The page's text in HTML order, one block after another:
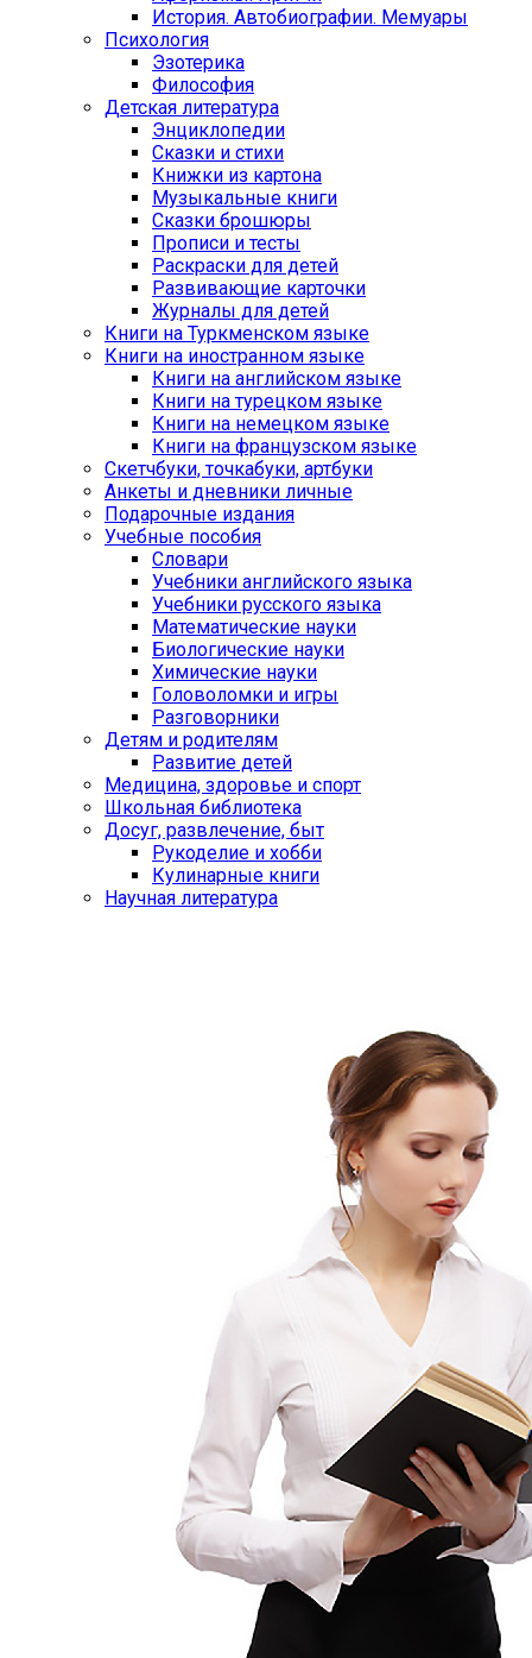
История. Автобиографии. Мемуары
Психология
Эзотерика
Философия
Детская литература
Энциклопедии
Сказки и стихи
Книжки из картона
Музыкальные книги
Сказки брошюры
Прописи и тесты
Раскраски для детей
Развивающие карточки
Журналы для детей
Книги на Туркменском языке
Книги на иностранном языке
Книги на английском языке
Книги на турецком языке
Книги на немецком языке
Книги на французском языке
Cкетчбуки, точкабуки, артбуки
Анкеты и дневники личные
Подарочные издания
Учебные пособия
Словари
Учебники английского языка
Учебники русского языка
Математические науки
Биологические науки
Химические науки
Головоломки и игры
Разговорники
Детям и родителям
Развитие детей
Медицина, здоровье и спорт
Школьная библиотека
Досуг, развлечение, быт
Рукоделие и хобби
Кулинарные книги
Научная литература